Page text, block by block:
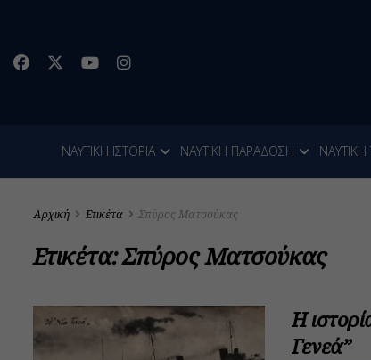
ΝΑΥΤΙΚΗ ΙΣΤΟΡΙΑ ΝΑΥΤΙΚΗ ΠΑΡΑΔΟΣΗ
Αρχική Ετικέτα Σπύρος Ματσούκας
Ετικέτα:Σπύρος Ματσούκας
Η
Γενεά”